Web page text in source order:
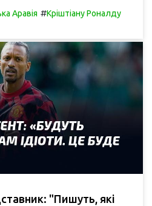
Аравія #Кріштіану Роналду
"Пишуть, які